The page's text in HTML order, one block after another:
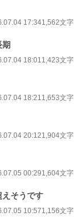
17:341,562文字
期
18:011,423文字
18:211,653文字
20:121,904文字
00:291,604文字
そうです
10:571,156文字